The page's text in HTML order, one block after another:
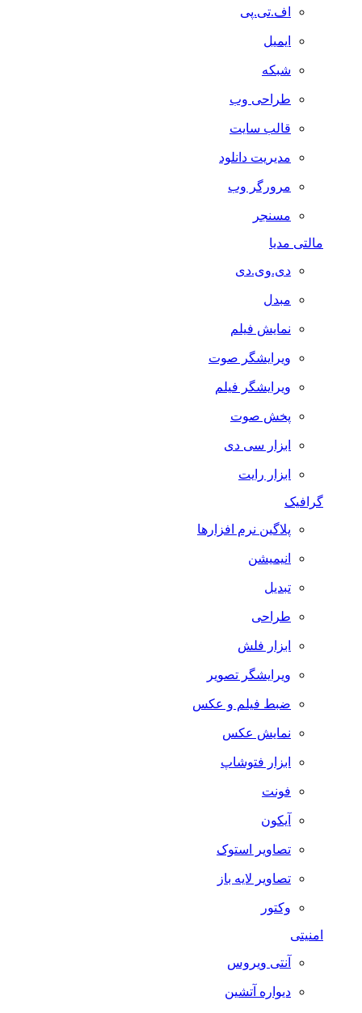
اف.تی.پی
ایمیل
شبکه
طراحی وب
قالب سایت
مدیریت دانلود
مرورگر وب
مسنجر
مالتی مدیا
دی.وی.دی
مبدل
نمایش فیلم
ویرایشگر صوت
ویرایشگر فیلم
پخش صوت
ابزار سی دی
ابزار رایت
گرافیک
پلاگین نرم افزارها
انیمیشن
تبدیل
طراحی
ابزار فلش
ویرایشگر تصویر
ضبط فيلم و عكس
نمایش عکس
ابزار فتوشاپ
فونت
آیکون
تصاویر استوک
تصاویر لایه باز
وکتور
آنتی ویروس
دیواره آتشین